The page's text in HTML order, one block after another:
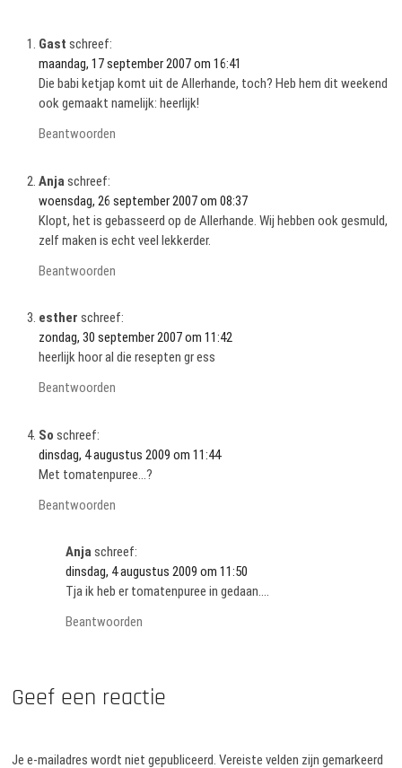
Gast schreef:
maandag, 17 september 2007 om 16:41
Die babi ketjap komt uit de Allerhande, toch? Heb hem dit weekend
ook gemaakt namelijk: heerlijk!
Beantwoorden
Anjaschreef:
woensdag, 26 september 2007 om 08:37
Klopt, het is gebasseerd op de Allerhande. Wij hebben ook gesmuld,
zelf maken is echt veel lekkerder.
Beantwoorden
esther schreef:
zondag, 30 september 2007 om 11:42
heerlijk hoor al die resepten gr ess
Beantwoorden
So schreef:
dinsdag, 4 augustus 2009 om 11:44
Met tomatenpuree…?
Beantwoorden
Anjaschreef:
dinsdag, 4 augustus 2009 om 11:50
Tja ik heb er tomatenpuree in gedaan….
Beantwoorden
Geef een reactie
Je e-mailadres wordt niet gepubliceerd. Vereiste velden zijn gemarkeerd